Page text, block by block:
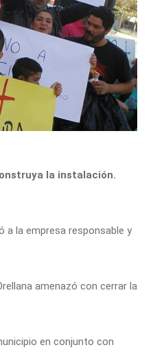
la instalación.
a la empresa responsable y
amenazó con cerrar la
en conjunto con